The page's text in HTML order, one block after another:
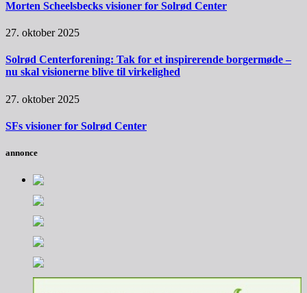
Morten Scheelsbecks visioner for Solrød Center
27. oktober 2025
Solrød Centerforening: Tak for et inspirerende borgermøde –
nu skal visionerne blive til virkelighed
27. oktober 2025
SFs visioner for Solrød Center
annonce